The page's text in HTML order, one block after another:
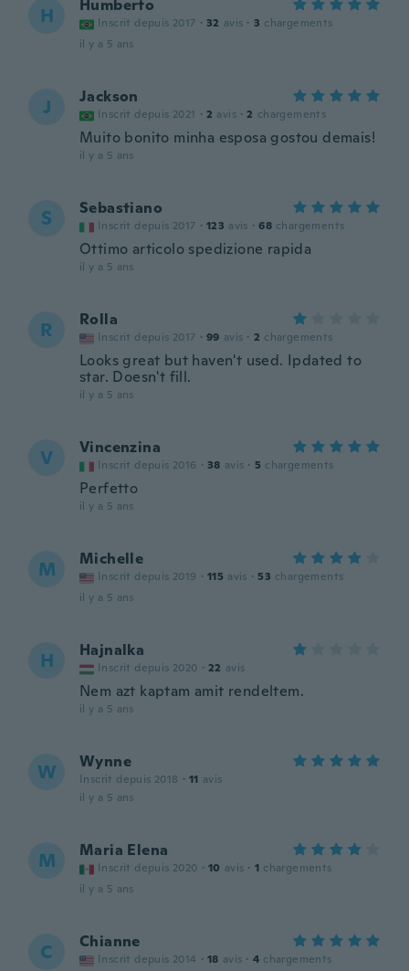
H Humberto
Inscrit depuis 2017 · 32 avis · 3 chargements
il y a 5 ans
J Jackson
Inscrit depuis 2021 · 2 avis · 2 chargements
Muito bonito minha esposa gostou demais!
il y a 5 ans
S Sebastiano
Inscrit depuis 2017 · 123 avis · 68 chargements
Ottimo articolo spedizione rapida
il y a 5 ans
R Rolla
Inscrit depuis 2017 · 99 avis · 2 chargements
Looks great but haven't used. Ipdated to
star. Doesn't fill.
il y a 5 ans
V Vincenzina
Inscrit depuis 2016 · 38 avis · 5 chargements
Perfetto
il y a 5 ans
M Michelle
Inscrit depuis 2019 · 115 avis · 53 chargements
il y a 5 ans
H Hajnalka
Inscrit depuis 2020 · 22 avis
Nem azt kaptam amit rendeltem.
il y a 5 ans
W Wynne
Inscrit depuis 2018 · 11 avis
il y a 5 ans
M Maria Elena
Inscrit depuis 2020 · 10 avis · 1 chargements
il y a 5 ans
C Chianne
Inscrit depuis 2014 · 18 avis · 4 chargements